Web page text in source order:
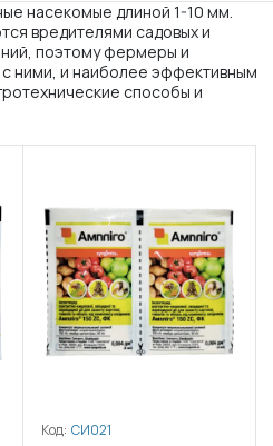
насекомые длиной 1-10 мм.
вредителями садовых и
поэтому фермеры и
ними, и наиболее эффективным
способы и
Код: СИ021